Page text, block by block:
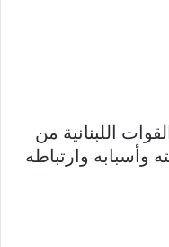
اللبنانية من
وارتباطه